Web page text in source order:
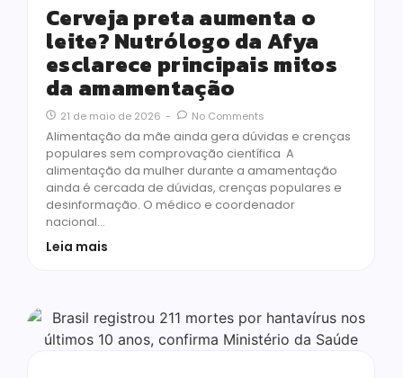
Cerveja preta aumenta o
leite? Nutrólogo da Afya
esclarece principais mitos
da amamentação
21 de maio de 2026 - No Comments
Alimentação da mãe ainda gera dúvidas e crenças
populares sem comprovação científica A
alimentação da mulher durante a amamentação
ainda é cercada de dúvidas, crenças populares e
desinformação. O médico e coordenador
nacional…
Leia mais